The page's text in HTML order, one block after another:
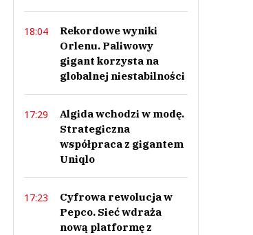
18:04
Rekordowe wyniki
Orlenu. Paliwowy
gigant korzysta na
globalnej niestabilności
17:29
Algida wchodzi w modę.
Strategiczna
współpraca z gigantem
Uniqlo
17:23
Cyfrowa rewolucja w
Pepco. Sieć wdraża
nową platformę z